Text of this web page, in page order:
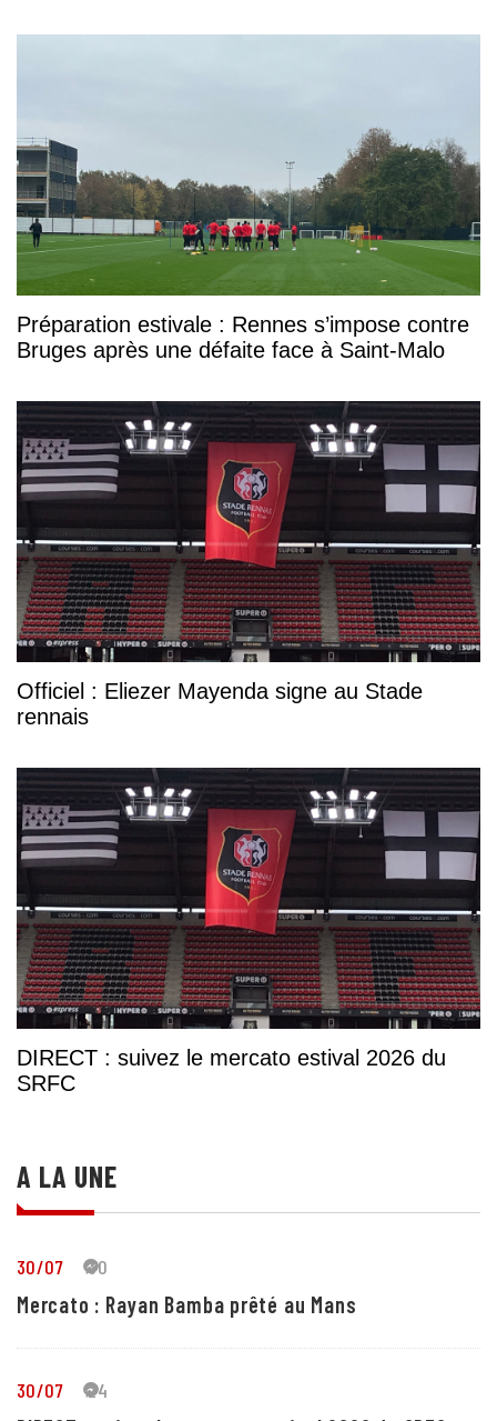
Préparation estivale : Rennes s’impose contre
Bruges après une défaite face à Saint-Malo
Officiel : Eliezer Mayenda signe au Stade
rennais
DIRECT : suivez le mercato estival 2026 du
SRFC
A LA UNE
30/07 30
Mercato : Rayan Bamba prêté au Mans
30/07 24